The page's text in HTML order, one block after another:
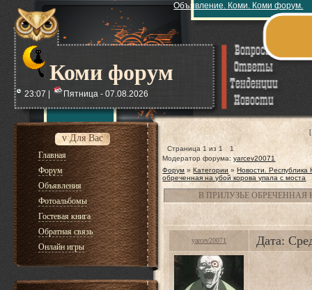
Коми форум
Объявление. Коми. Коми форум.
23:07 | Пятница - 07.08.2026
v Для Вас
Главная
Форум
Объявления
Фотоальбомы
Гостевая книга
Обратная связь
Онлайн игры
Страница 1 из1
1
Модератор форума:yarcev20071
Форум » Категории » Новости. Республика
обреченная на убой корова упала с моста
В ПРИЛУЗЬЕ
yarcev20071 Дата: